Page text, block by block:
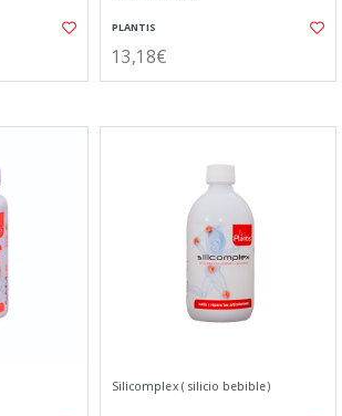
PLANTIS
13,18€
Silicomplex ( silicio bebible)